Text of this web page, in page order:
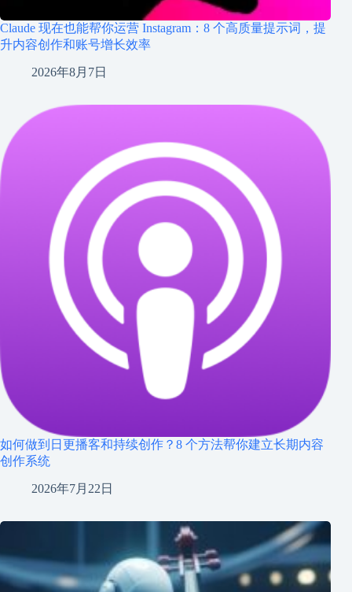
Claude 现在也能帮你运营 Instagram：8 个高质量提示词，提
升内容创作和账号增长效率
2026年8月7日
如何做到日更播客和持续创作？8 个方法帮你建立长期内容
创作系统
2026年7月22日